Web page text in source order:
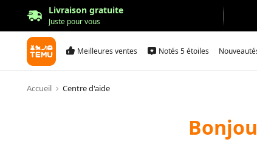
Livraison gratuite
Juste pour vous
Meilleures ventes Notés 5 étoiles
Accueil Centre d'aide